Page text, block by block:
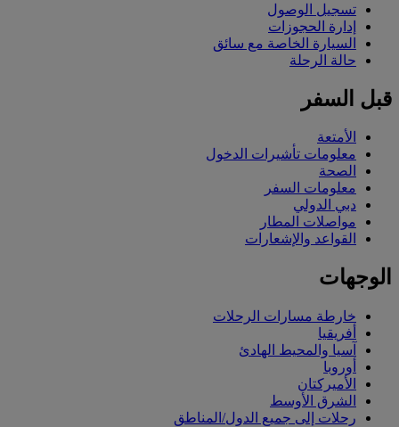
تسجيل الوصول
إدارة الحجوزات
السيارة الخاصة مع سائق
حالة الرحلة
قبل السفر
الأمتعة
معلومات تأشيرات الدخول
الصحة
معلومات السفر
دبي الدولي
مواصلات المطار
القواعد والإشعارات
الوجهات
خارطة مسارات الرحلات
أفريقيا
آسيا والمحيط الهادئ
أوروبا
الأميركتان
الشرق الأوسط
رحلات إلى جميع الدول/المناطق